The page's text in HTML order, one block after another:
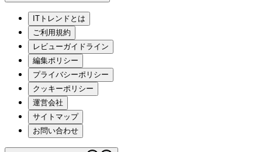
ITトレンドとは
ご利用規約
レビューガイドライン
編集ポリシー
プライバシーポリシー
クッキーポリシー
運営会社
サイトマップ
お問い合わせ